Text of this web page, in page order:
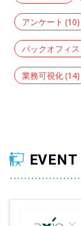
アンケート (10)
バックオフィス
業務可視化(14)
EVENT